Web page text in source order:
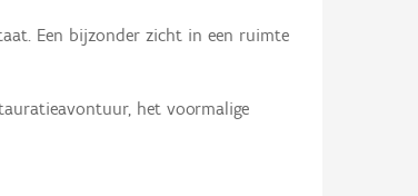
Een bijzonder zicht in een ruimte
het voormalige